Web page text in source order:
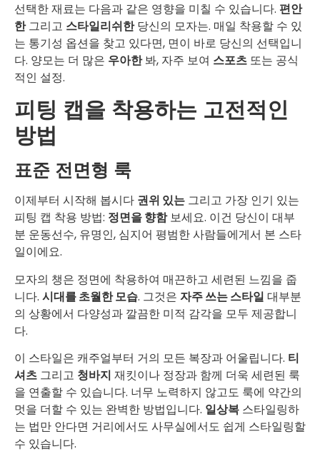
선택한 재료는 다음과 같은 영향을 미칠 수 있습니다. 편안
한그리고 스타일리쉬한당신의 모자는. 매일 착용할 수 있
는 통기성 옵션을 찾고 있다면, 면이 바로 당신의 선택입니
다. 양모는 더 많은 우아한봐, 자주 보여 스포츠 또는 공식
적인 설정.
피팅 캡을 착용하는 고전적인
방법
표준 전면형 룩
이제부터 시작해 봅시다 권위 있는 그리고 가장 인기 있는
피팅 캡 착용 방법: 정면을 향함보세요. 이건 당신이 대부
분 운동선수, 유명인, 심지어 평범한 사람들에게서 본 스타
일이에요.
모자의 챙은 정면에 착용하여 매끈하고 세련된 느낌을 줍
니다. 시대를 초월한 모습. 그것은 자주 쓰는 스타일 대부분
의 상황에서 다양성과 깔끔한 미적 감각을 모두 제공합니
다.
이 스타일은 캐주얼부터 거의 모든 복장과 어울립니다. 티
셔츠 그리고 청바지 재킷이나 정장과 함께 더욱 세련된 룩
을 연출할 수 있습니다. 너무 노력하지 않고도 룩에 약간의
멋을 더할 수 있는 완벽한 방법입니다. 일상복 스타일링하
는 법만 안다면 거리에서도 사무실에서도 쉽게 스타일링할
수 있습니다.